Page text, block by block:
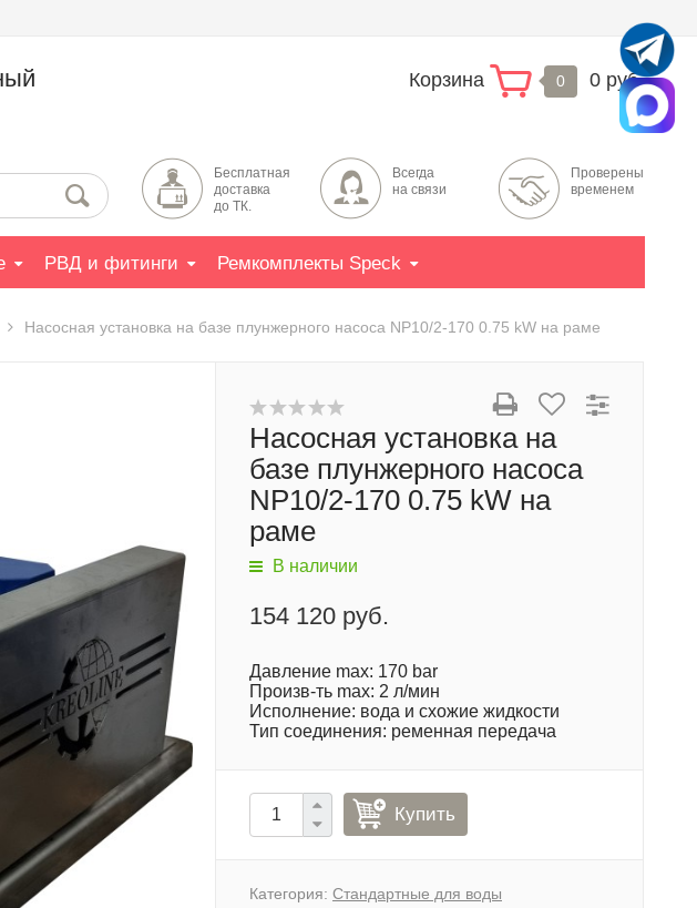
Корзина 0 0 руб.
Бесплатная
доставка
до ТК.
Всегда
на связи
Проверены
временем
РВД и фитинги Ремкомплекты Speck
Насосная установка на базе плунжерного насоса NP10/2-170 0.75 kW на раме
Насосная установка на
базе плунжерного насоса
NP10/2-170 0.75 kW на
раме
В наличии
154 120 руб.
Давление max: 170 bar
Произв-ть max: 2 л/мин
Исполнение: вода и схожие жидкости
Тип соединения: ременная передача
Купить
Категория: Стандартные для воды